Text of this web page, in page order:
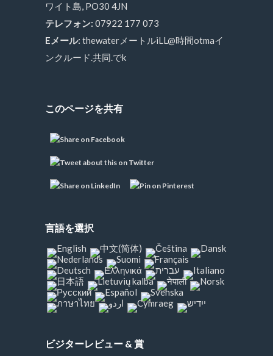
ワイト島, PO30 4JN
テレフォン: 07922 177 073
Eメール: thewaterメートルiLL@時間otmaイ
ンクルード.共同.でk
このページを共有
言語を選択
ビジターレビュー & 賞